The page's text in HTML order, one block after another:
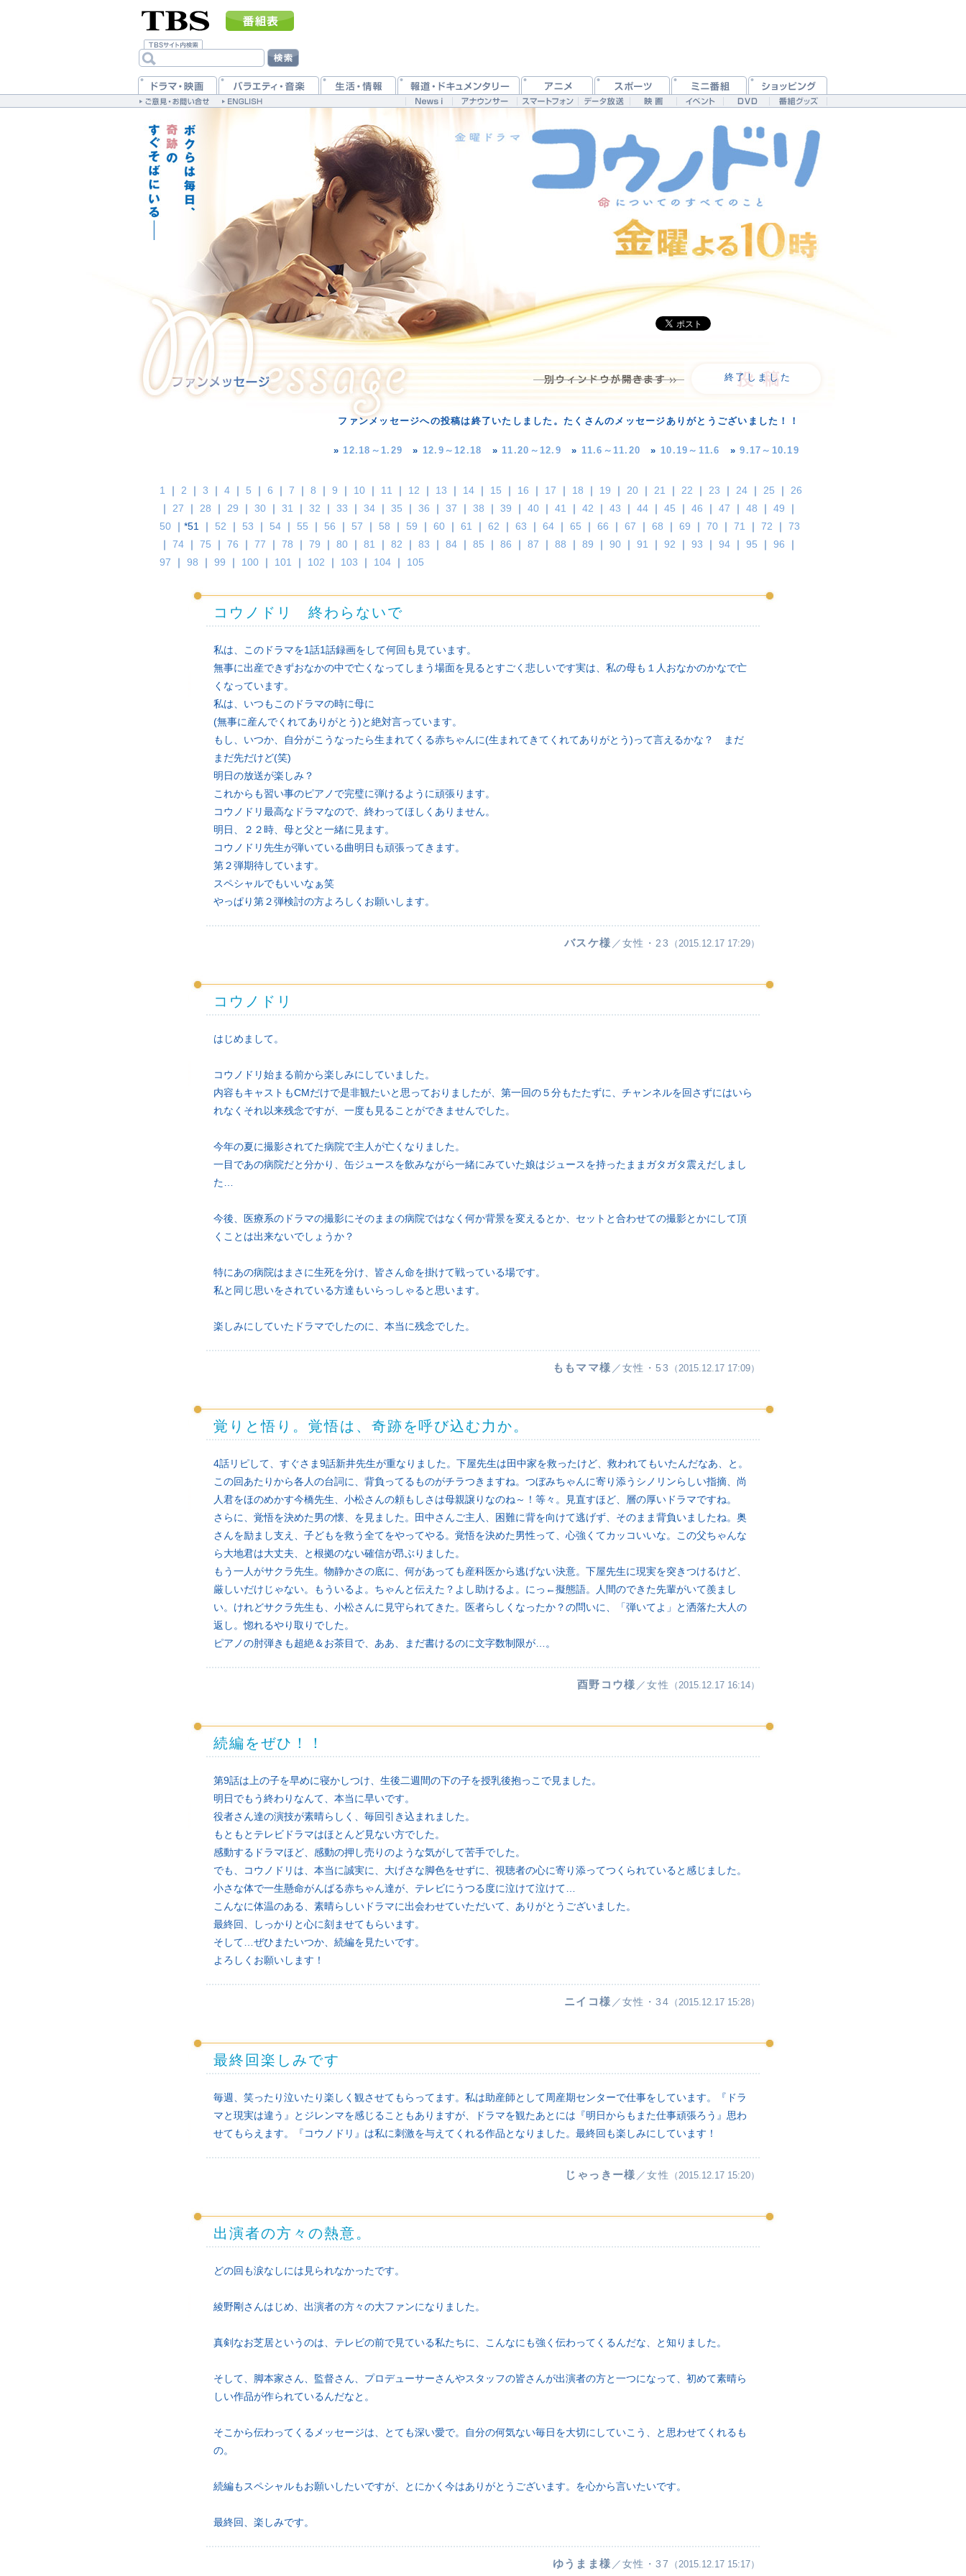
終了しました
ファンメッセージへの投稿は終了いたしました。たくさんのメッセージありがとうございました！！
»12.18～1.29 » 12.9～12.18 »11.20～12.9 » 11.6～11.20 » 10.19～11.6 »9.17～10.19
1 ｜ 2 ｜ 3 ｜ 4 ｜ 5 ｜ 6 ｜ 7 ｜ 8 ｜ 9 ｜ 10 ｜ 11 ｜ 12 ｜ 13 ｜ 14 ｜ 15 ｜ 16 ｜ 17 ｜ 18 ｜ 19 ｜ 20 ｜ 21 ｜ 22 ｜ 23 ｜ 24 ｜ 25 ｜ 26
｜ 27 ｜ 28 ｜ 29 ｜ 30 ｜ 31 ｜ 32 ｜ 33 ｜ 34 ｜ 35 ｜ 36 ｜ 37 ｜ 38 ｜ 39 ｜ 40 ｜ 41 ｜ 42 ｜ 43 ｜ 44 ｜ 45 ｜ 46 ｜ 47 ｜ 48 ｜ 49 ｜
50 ｜*51 ｜ 52 ｜ 53 ｜ 54 ｜ 55 ｜ 56 ｜ 57 ｜ 58 ｜ 59 ｜ 60 ｜ 61 ｜ 62 ｜ 63 ｜ 64 ｜ 65 ｜ 66 ｜ 67 ｜ 68 ｜ 69 ｜ 70 ｜ 71 ｜ 72 ｜ 73
｜ 74 ｜ 75 ｜ 76 ｜ 77 ｜ 78 ｜ 79 ｜ 80 ｜ 81 ｜ 82 ｜ 83 ｜ 84 ｜ 85 ｜ 86 ｜ 87 ｜ 88 ｜ 89 ｜ 90 ｜ 91 ｜ 92 ｜ 93 ｜ 94 ｜ 95 ｜ 96 ｜
97 ｜ 98 ｜ 99 ｜ 100 ｜ 101 ｜ 102 ｜ 103 ｜ 104 ｜ 105
コウノドリ 終わらないで
私は、このドラマを1話1話録画をして何回も見ています。
無事に出産できずおなかの中で亡くなってしまう場面を見るとすごく悲しいです実は、私の母も１人おなかのかなで亡
くなっています。
私は、いつもこのドラマの時に母に
(無事に産んでくれてありがとう)と絶対言っています。
もし、いつか、自分がこうなったら生まれてくる赤ちゃんに(生まれてきてくれてありがとう)って言えるかな？ まだ
まだ先だけど(笑)
明日の放送が楽しみ？
これからも習い事のピアノで完璧に弾けるように頑張ります。
コウノドリ最高なドラマなので、終わってほしくありません。
明日、２２時、母と父と一緒に見ます。
コウノドリ先生が弾いている曲明日も頑張ってきます。
第２弾期待しています。
スペシャルでもいいなぁ笑
やっぱり第２弾検討の方よろしくお願いします。
バスケ様 ／女性・23 （2015.12.17 17:29）
コウノドリ
はじめまして。
コウノドリ始まる前から楽しみにしていました。
内容もキャストもCMだけで是非観たいと思っておりましたが、第一回の５分もたたずに、チャンネルを回さずにはいら
れなくそれ以来残念ですが、一度も見ることができませんでした。
今年の夏に撮影されてた病院で主人が亡くなりました。
一目であの病院だと分かり、缶ジュースを飲みながら一緒にみていた娘はジュースを持ったままガタガタ震えだしまし
た…
今後、医療系のドラマの撮影にそのままの病院ではなく何か背景を変えるとか、セットと合わせての撮影とかにして頂
くことは出来ないでしょうか？
特にあの病院はまさに生死を分け、皆さん命を掛けて戦っている場です。
私と同じ思いをされている方達もいらっしゃると思います。
楽しみにしていたドラマでしたのに、本当に残念でした。
ももママ様 ／女性・53 （2015.12.17 17:09）
覚りと悟り。覚悟は、奇跡を呼び込む力か。
4話リピして、すぐさま9話新井先生が重なりました。下屋先生は田中家を救ったけど、救われてもいたんだなあ、と。
この回あたりから各人の台詞に、背負ってるものがチラつきますね。つぼみちゃんに寄り添うシノリンらしい指摘、尚
人君をほのめかす今橋先生、小松さんの頼もしさは母親譲りなのね～！等々。見直すほど、層の厚いドラマですね。
さらに、覚悟を決めた男の懐、を見ました。田中さんご主人、困難に背を向けて逃げず、そのまま背負いましたね。奥
さんを励まし支え、子どもを救う全てをやってやる。覚悟を決めた男性って、心強くてカッコいいな。この父ちゃんな
ら大地君は大丈夫、と根拠のない確信が昂ぶりました。
もう一人がサクラ先生。物静かさの底に、何があっても産科医から逃げない決意。下屋先生に現実を突きつけるけど、
厳しいだけじゃない。もういるよ。ちゃんと伝えた？よし助けるよ。にっ←擬態語。人間のできた先輩がいて羨まし
い。けれどサクラ先生も、小松さんに見守られてきた。医者らしくなったか？の問いに、「弾いてよ」と洒落た大人の
返し。惚れるやり取りでした。
ピアノの肘弾きも超絶＆お茶目で、ああ、まだ書けるのに文字数制限が…。
酉野コウ様 ／女性 （2015.12.17 16:14）
続編をぜひ！！
第9話は上の子を早めに寝かしつけ、生後二週間の下の子を授乳後抱っこで見ました。
明日でもう終わりなんて、本当に早いです。
役者さん達の演技が素晴らしく、毎回引き込まれました。
もともとテレビドラマはほとんど見ない方でした。
感動するドラマほど、感動の押し売りのような気がして苦手でした。
でも、コウノドリは、本当に誠実に、大げさな脚色をせずに、視聴者の心に寄り添ってつくられていると感じました。
小さな体で一生懸命がんばる赤ちゃん達が、テレビにうつる度に泣けて泣けて…
こんなに体温のある、素晴らしいドラマに出会わせていただいて、ありがとうございました。
最終回、しっかりと心に刻ませてもらいます。
そして…ぜひまたいつか、続編を見たいです。
よろしくお願いします！
ニイコ様 ／女性・34 （2015.12.17 15:28）
最終回楽しみです
毎週、笑ったり泣いたり楽しく観させてもらってます。私は助産師として周産期センターで仕事をしています。『ドラ
マと現実は違う』とジレンマを感じることもありますが、ドラマを観たあとには『明日からもまた仕事頑張ろう』思わ
せてもらえます。『コウノドリ』は私に刺激を与えてくれる作品となりました。最終回も楽しみにしています！
じゃっきー様 ／女性 （2015.12.17 15:20）
出演者の方々の熱意。
どの回も涙なしには見られなかったです。
綾野剛さんはじめ、出演者の方々の大ファンになりました。
真剣なお芝居というのは、テレビの前で見ている私たちに、こんなにも強く伝わってくるんだな、と知りました。
そして、脚本家さん、監督さん、プロデューサーさんやスタッフの皆さんが出演者の方と一つになって、初めて素晴ら
しい作品が作られているんだなと。
そこから伝わってくるメッセージは、とても深い愛で。自分の何気ない毎日を大切にしていこう、と思わせてくれるも
の。
続編もスペシャルもお願いしたいですが、とにかく今はありがとうございます。を心から言いたいです。
最終回、楽しみです。
ゆうまま様 ／女性・37 （2015.12.17 15:17）